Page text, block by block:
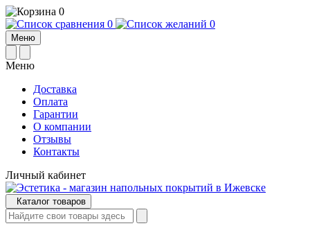
0
0
0
Меню
Меню
Доставка
Оплата
Гарантии
О компании
Отзывы
Контакты
Личный кабинет
Каталог товаров